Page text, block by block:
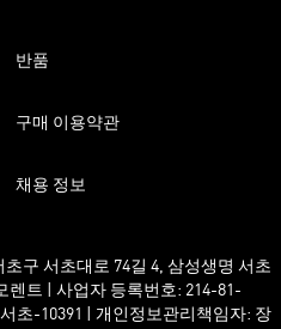
반품
구매 이용약관
채용 정보
구 서초대로 74길 4, 삼성생명 서초
렌트 | 사업자 등록번호: 214-81-
초-10391 | 개인정보관리책임자: 장